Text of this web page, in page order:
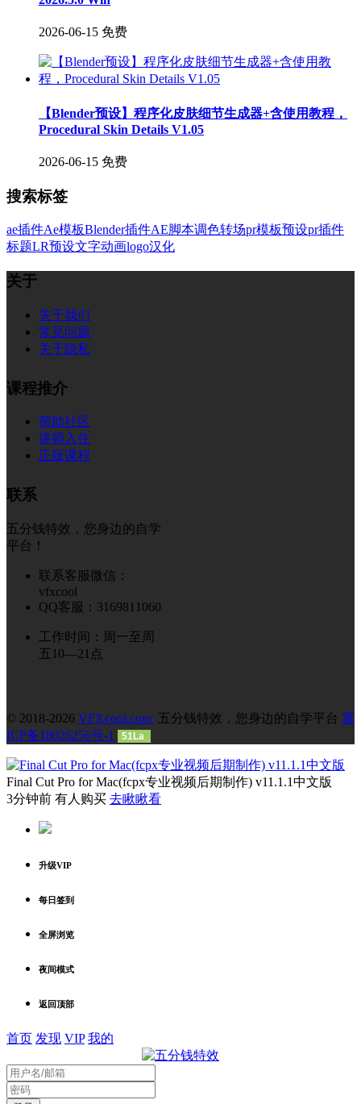
2026-06-15 免费
【Blender预设】程序化皮肤细节生成器+含使用教程，
Procedural Skin Details V1.05
2026-06-15 免费
搜索标签
ae插件Ae模板Blender插件AE脚本调色转场pr模板预设pr插件
标题LR预设文字动画logo汉化
关于
关于我们
常见问题
关于隐私
课程推介
帮助社区
讲师入住
正版课程
联系
五分钱特效，您身边的自学
平台！
联系客服微信：
vfxcool
QQ客服：3169811060
工作时间：周一至周
五10—21点
© 2018-2026 VFXcool.com 五分钱特效，您身边的自学平台 冀
ICP备18026256号-1
51La
Final Cut Pro for Mac(fcpx专业视频后期制作) v11.1.1中文版
3分钟前 有人购买 去瞅瞅看
升级VIP
每日签到
全屏浏览
夜间模式
返回顶部
首页 发现 VIP 我的